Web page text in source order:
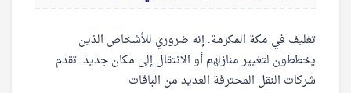
تغليف في مكة المكرمة. إنه ضروري للأشخاص الذين
يخططون لتغيير منازلهم أو الانتقال إلى مكان جديد. تقدم
شركات النقل المحترفة العديد من الباقات